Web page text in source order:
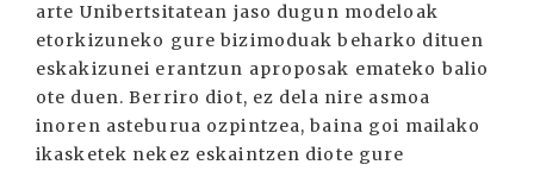
arte Unibertsitatean jaso dugun modeloak
etorkizuneko gure bizimoduak beharko dituen
eskakizunei erantzun aproposak emateko balio
ote duen. Berriro diot, ez dela nire asmoa
inoren asteburua ozpintzea, baina goi mailako
ikasketek nekez eskaintzen diote gure